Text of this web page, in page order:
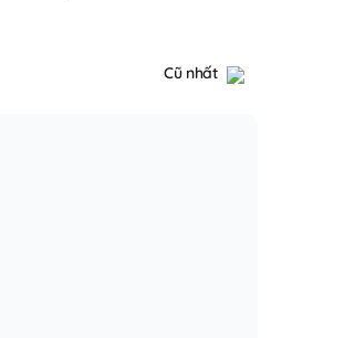
Cũ nhất